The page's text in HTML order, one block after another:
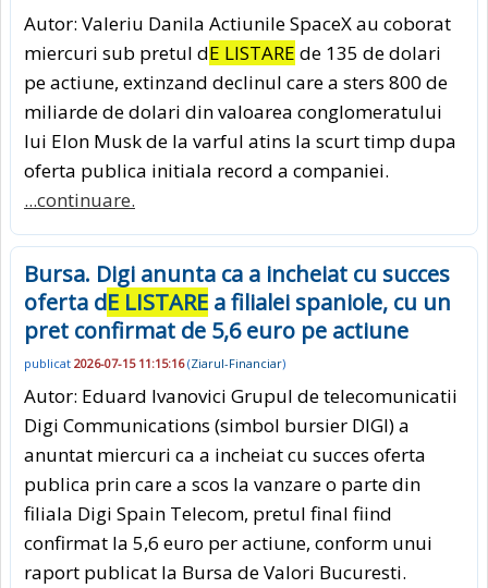
Autor: Valeriu Danila Actiunile SpaceX au coborat
miercuri sub pretul dE LISTARE de 135 de dolari
pe actiune, extinzand declinul care a sters 800 de
miliarde de dolari din valoarea conglomeratului
lui Elon Musk de la varful atins la scurt timp dupa
oferta publica initiala record a companiei.
...continuare.
Bursa. Digi anunta ca a incheiat cu succes
oferta dE LISTARE a filialei spaniole, cu un
pret confirmat de 5,6 euro pe actiune
publicat 2026-07-15 11:15:16(Ziarul-Financiar)
Autor: Eduard Ivanovici Grupul de telecomunicatii
Digi Communications (simbol bursier DIGI) a
anuntat miercuri ca a incheiat cu succes oferta
publica prin care a scos la vanzare o parte din
filiala Digi Spain Telecom, pretul final fiind
confirmat la 5,6 euro per actiune, conform unui
raport publicat la Bursa de Valori Bucuresti.